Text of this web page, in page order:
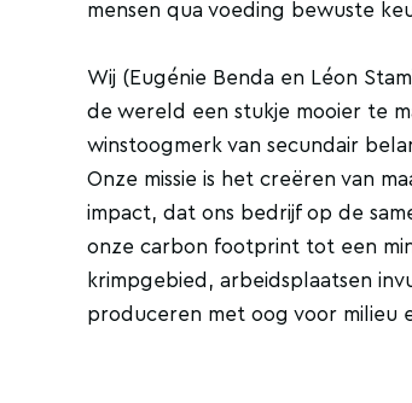
mensen qua voeding bewuste
Wij (Eugénie Benda en Léon
de wereld een stukje mooier te
winstoogmerk van secundair
Onze missie is het creëren van
impact, dat ons bedrijf op de
onze carbon footprint tot een
krimpgebied, arbeidsplaatsen
produceren met oog voor milieu